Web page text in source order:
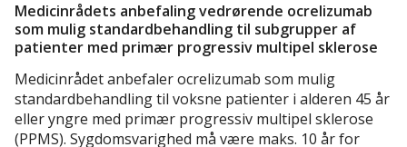
Medicinrådets anbefaling vedrørende ocrelizumab
som mulig standardbehandling til subgrupper af
patienter med primær progressiv multipel sklerose
Medicinrådet anbefaler ocrelizumab som mulig
standardbehandling til voksne patienter i alderen 45 år
eller yngre med primær progressiv multipel sklerose
(PPMS). Sygdomsvarighed må være maks. 10 år for